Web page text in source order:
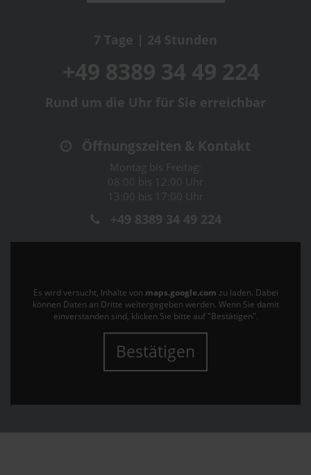
7 Tage | 24 Stunden
+49 8389 34 49 224
Rund um die Uhr für Sie erreichbar
Öffnungszeiten & Kontakt
Montag bis Freitag:
08:00 bis 12:00 Uhr
13:00 bis 17:00 Uhr
+49 8389 34 49 224
Es wird versucht, Inhalte von maps.google.com zu laden. Dabei
können Daten an Dritte weitergegeben werden. Wenn Sie damit
einverstanden sind, klicken Sie bitte auf "Bestätigen".
Bestätigen